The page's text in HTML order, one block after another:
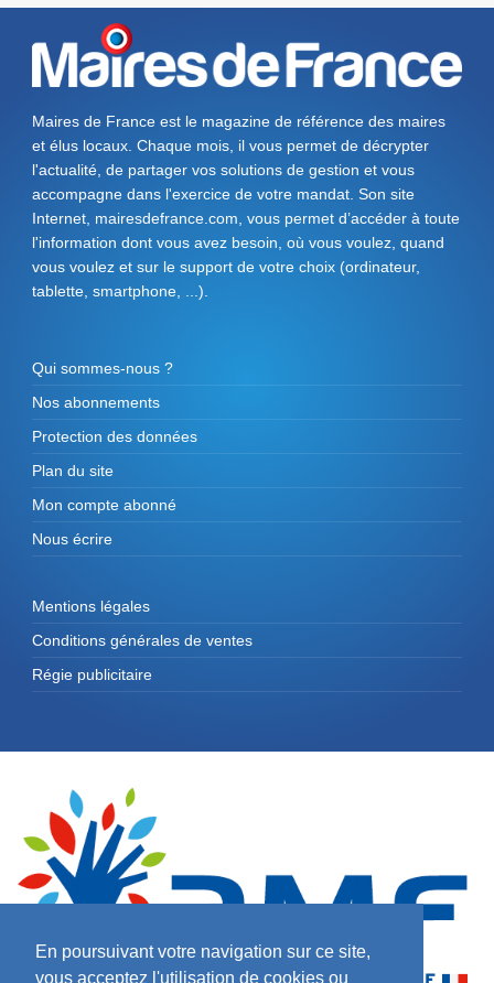
En poursuivant votre navigation sur ce site,
vous acceptez l'utilisation de cookies ou
Maires de France est le magazine de référence des maires
et élus locaux. Chaque mois, il vous permet de décrypter
l'actualité, de partager vos solutions de gestion et vous
accompagne dans l'exercice de votre mandat. Son site
Internet, mairesdefrance.com, vous permet d’accéder à toute
l'information dont vous avez besoin, où vous voulez, quand
vous voulez et sur le support de votre choix (ordinateur,
tablette, smartphone, ...).
Qui sommes-nous ?
Nos abonnements
Protection des données
Plan du site
Mon compte abonné
Nous écrire
Mentions légales
Conditions générales de ventes
Régie publicitaire